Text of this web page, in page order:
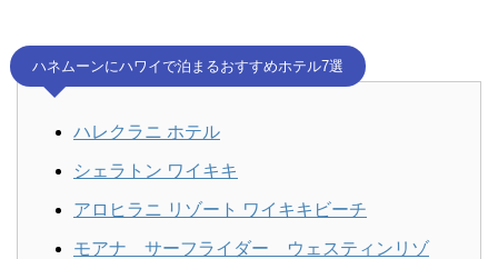
ハネムーンにハワイで泊まるおすすめホテル7選
ハレクラニ ホテル
シェラトン ワイキキ
アロヒラニ リゾート ワイキキビーチ
モアナ サーフライダー ウェスティンリゾ